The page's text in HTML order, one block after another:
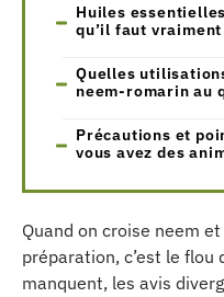
Huiles
qu’il faut
Quelles
neem-romarin au
Précautions et
vous avez des
Quand on croise neem
préparation, c’est le flou
manquent, les avis